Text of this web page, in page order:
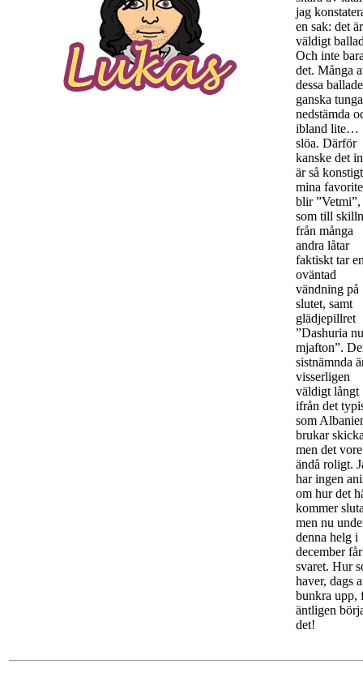
jag
en sak: det är
väldigt
Och inte
det. Många
dessa
ganska
nedstämda
ibland lite…
slöa. Därför
kanske det
är så
mina
blir ”Vetmi”,
som till
från många
andra låtar
faktiskt tar
oväntad
vändning på
slutet, samt
glädjepillret
”Dashuria
mjafton”.
sistnämnda
visserligen
väldigt långt
ifrån det
som
brukar
men det vore
ändå roligt.
har ingen
om hur det
kommer
men nu
denna helg i
december
svaret. Hur
haver, dags
bunkra upp,
äntligen
det!